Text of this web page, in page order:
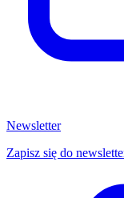
Newsletter
Zapisz się do